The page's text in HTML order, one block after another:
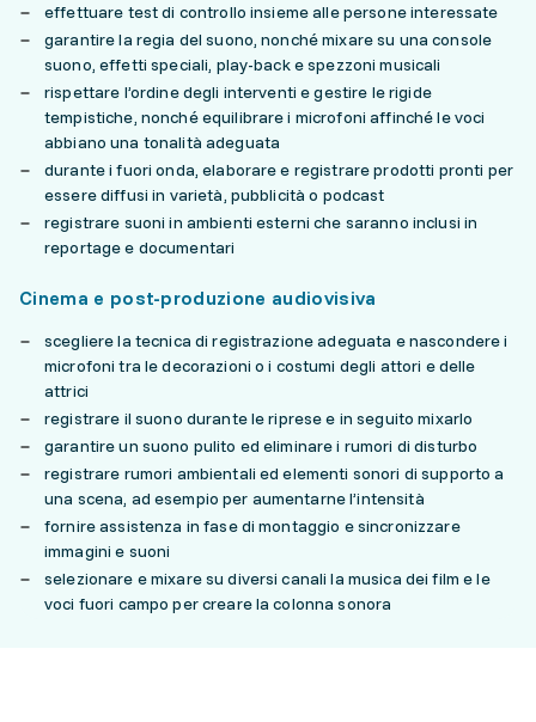
effettuare test di controllo insieme alle persone interessate
garantire la regia del suono, nonché mixare su una console
suono, effetti speciali, play-back e spezzoni musicali
rispettare l’ordine degli interventi e gestire le rigide
tempistiche, nonché equilibrare i microfoni affinché le voci
abbiano una tonalità adeguata
durante i fuori onda, elaborare e registrare prodotti pronti per
essere diffusi in varietà, pubblicità o podcast
registrare suoni in ambienti esterni che saranno inclusi in
reportage e documentari
Cinema e post-produzione audiovisiva
scegliere la tecnica di registrazione adeguata e nascondere i
microfoni tra le decorazioni o i costumi degli attori e delle
attrici
registrare il suono durante le riprese e in seguito mixarlo
garantire un suono pulito ed eliminare i rumori di disturbo
registrare rumori ambientali ed elementi sonori di supporto a
una scena, ad esempio per aumentarne l’intensità
fornire assistenza in fase di montaggio e sincronizzare
immagini e suoni
selezionare e mixare su diversi canali la musica dei film e le
voci fuori campo per creare la colonna sonora